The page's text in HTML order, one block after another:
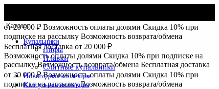
от 20 000 ₽ Возможность оплаты долями Скидка 10% при
подписке на рассылку Возможность возврата/обмена
Бесплатная доставка от 20 000 ₽
Возможность оплаты долями Скидка 10% при подписке на
рассылкуВозможность возврата/обмена Бесплатная доставка
от 20 000 ₽Возможность оплаты долями Скидка 10% при
подписке на рассылкуВозможность возврата/обмена
Каталог
Купальники
Лифы
Плавки
Слитные купальники
Новогодняя коллекция
Капсульная коллекция